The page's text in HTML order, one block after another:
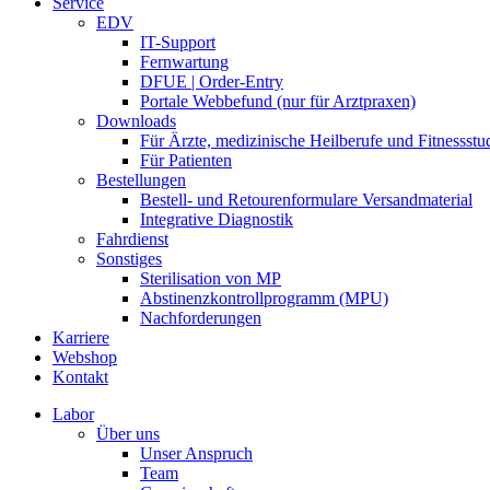
EDV
IT-Support
Fernwartung
DFUE | Order-Entry
Portale Webbefund (nur für Arztpraxen)
Downloads
Für Ärzte, medizinische Heilberufe und
Für Patienten
Bestellungen
Bestell- und Retourenformulare Versandmaterial
Integrative Diagnostik
Fahrdienst
Sonstiges
Sterilisation von MP
Abstinenzkontrollprogramm (MPU)
Nachforderungen
Karriere
Webshop
Kontakt
Labor
Über uns
Unser Anspruch
Team